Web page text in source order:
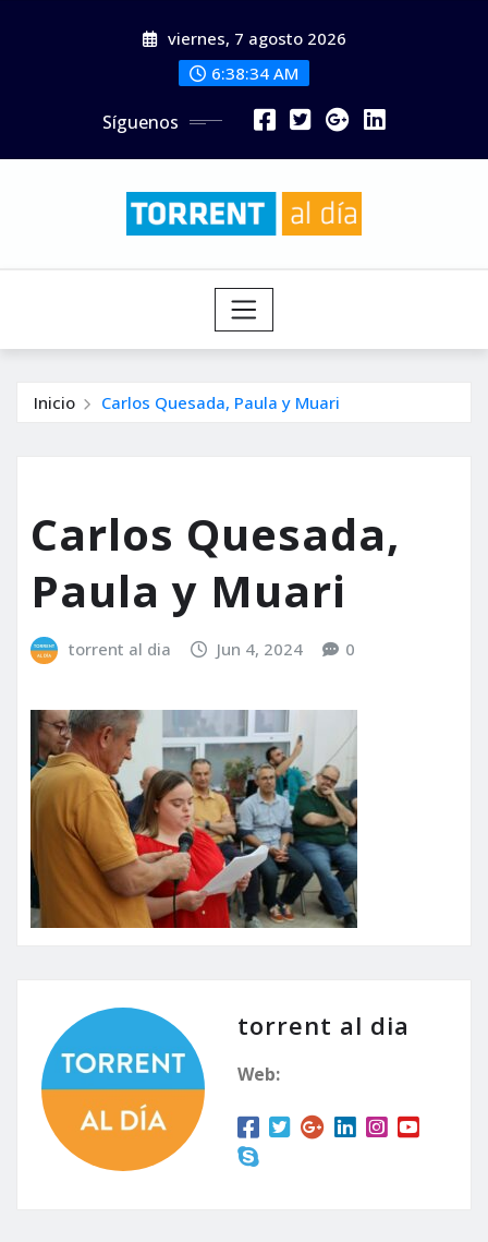
viernes, 7 agosto 2026
6:38:36 AM
Síguenos
Inicio Carlos Quesada, Paula y Muari
Carlos Quesada,
Paula y Muari
torrent al dia Jun 4, 2024 0
torrent al dia
Web: